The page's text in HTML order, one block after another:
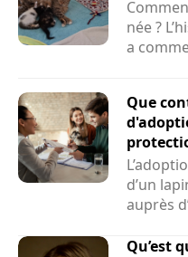
née ? L’histoire de Paroles de Chats
a
Que
d’un
auprès
Qu’est